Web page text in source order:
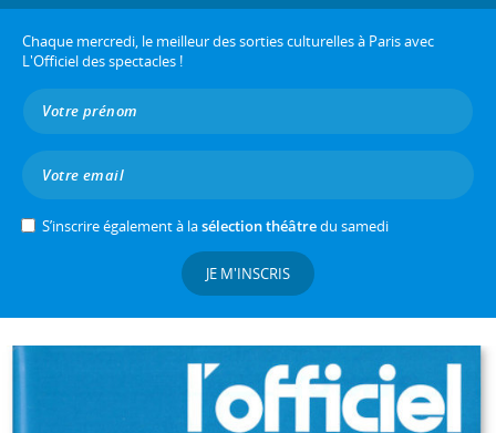
Chaque mercredi, le meilleur des sorties culturelles à Paris avec
L'Officiel des spectacles !
S’inscrire également à lasélection théâtredu samedi
JE M'INSCRIS